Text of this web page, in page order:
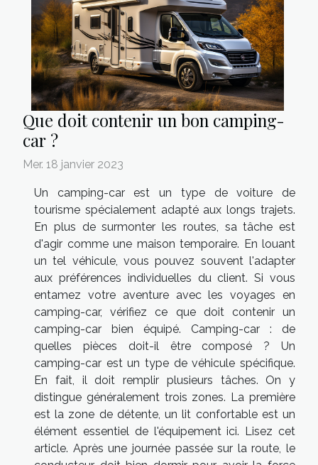
Que doit contenir un bon camping-
car ?
Mer. 18 janvier 2023
Un camping-car est un type de voiture de
tourisme spécialement adapté aux longs trajets.
En plus de surmonter les routes, sa tâche est
d'agir comme une maison temporaire. En louant
un tel véhicule, vous pouvez souvent l'adapter
aux préférences individuelles du client. Si vous
entamez votre aventure avec les voyages en
camping-car, vérifiez ce que doit contenir un
camping-car bien équipé. Camping-car : de
quelles pièces doit-il être composé ? Un
camping-car est un type de véhicule spécifique.
En fait, il doit remplir plusieurs tâches. On y
distingue généralement trois zones. La première
est la zone de détente, un lit confortable est un
élément essentiel de l'équipement ici. Lisez cet
article. Après une journée passée sur la route, le